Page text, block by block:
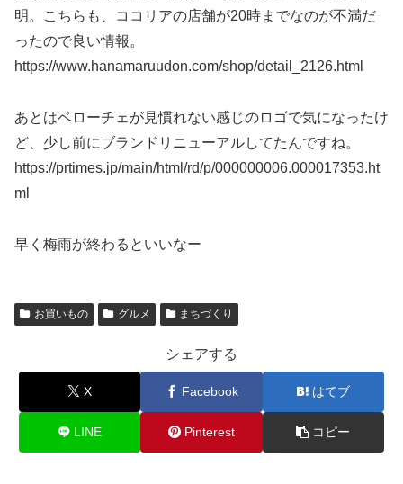
明。こちらも、ココリアの店舗が20時までなのが不満だ
ったので良い情報。
https://www.hanamaruudon.com/shop/detail_2126.html
あとはベローチェが見慣れない感じのロゴで気になったけ
ど、少し前にブランドリニューアルしてたんですね。
https://prtimes.jp/main/html/rd/p/000000006.000017353.ht
ml
早く梅雨が終わるといいなー
お買いもの グルメ まちづくり
シェアする
X Facebook はてブ
LINE Pinterest コピー